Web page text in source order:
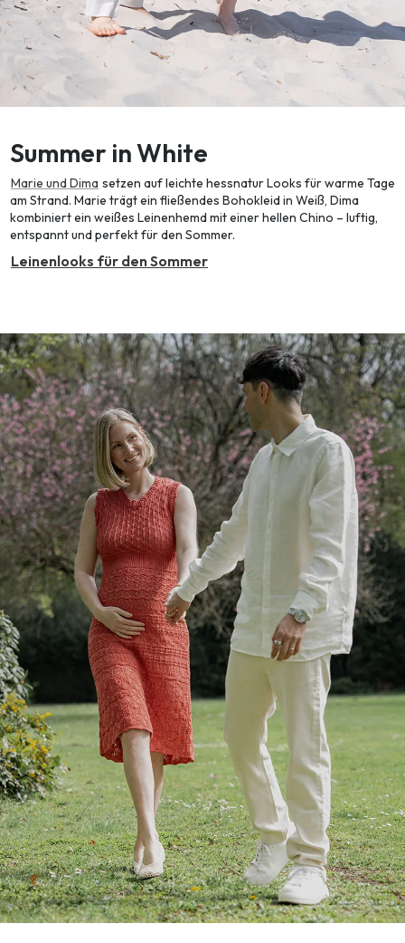
Summer in White
Marie und Dima setzen auf leichte hessnatur Looks für warme Tage
am Strand. Marie trägt ein fließendes Bohokleid in Weiß, Dima
kombiniert ein weißes Leinenhemd mit einer hellen Chino – luftig,
entspannt und perfekt für den Sommer.
Leinenlooks für den Sommer